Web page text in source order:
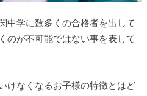
中学に数多くの合格者を出して
のが不可能ではない事を表して
けなくなるお子様の特徴とはど